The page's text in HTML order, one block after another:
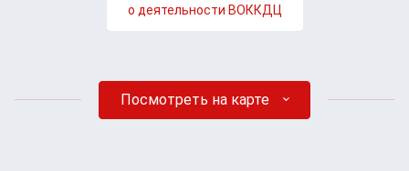
о деятельности ВОККДЦ
Посмотреть на карте